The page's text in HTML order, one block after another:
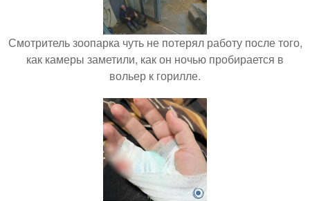
Смотритель зоопарка чуть не потерял работу после того,
как камеры заметили, как он ночью пробирается в
вольер к горилле.